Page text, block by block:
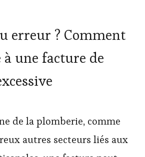
erreur ? Comment
une facture de
de la plomberie, comme
autres secteurs liés aux